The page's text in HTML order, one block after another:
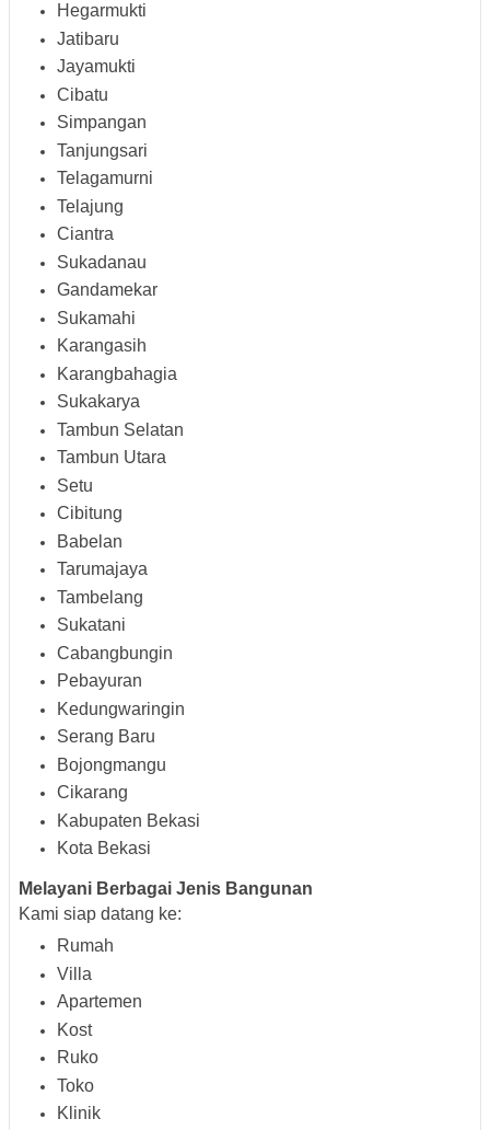
Hegarmukti
Jatibaru
Jayamukti
Cibatu
Simpangan
Tanjungsari
Telagamurni
Telajung
Ciantra
Sukadanau
Gandamekar
Sukamahi
Karangasih
Karangbahagia
Sukakarya
Tambun Selatan
Tambun Utara
Setu
Cibitung
Babelan
Tarumajaya
Tambelang
Sukatani
Cabangbungin
Pebayuran
Kedungwaringin
Serang Baru
Bojongmangu
Cikarang
Kabupaten Bekasi
Kota Bekasi
Melayani Berbagai Jenis Bangunan
Kami siap datang ke:
Rumah
Villa
Apartemen
Kost
Ruko
Toko
Klinik